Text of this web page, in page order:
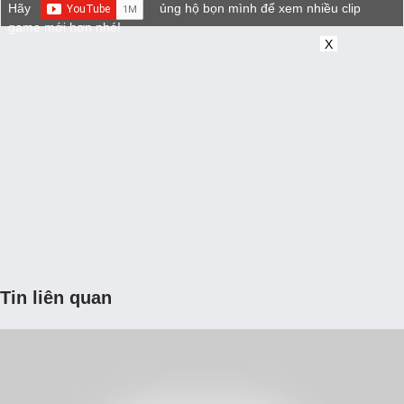
Hãy
ủng hộ bọn mình để xem nhiều clip
game mới hơn nhé!
X
Tin liên quan